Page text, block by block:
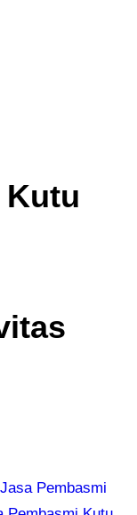
Kutu
Pembasmi